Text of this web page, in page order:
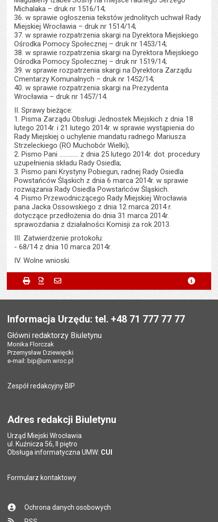
Michalaka – druk nr 1516/14;
36. w sprawie ogłoszenia tekstów jednolitych uchwał Rady
Miejskiej Wrocławia – druk nr 1514/14;
37. w sprawie rozpatrzenia skargi na Dyrektora Miejskiego
Ośrodka Pomocy Społecznej – druk nr 1453/14;
38. w sprawie rozpatrzenia skargi na Dyrektora Miejskiego
Ośrodka Pomocy Społecznej – druk nr 1519/14;
39. w sprawie rozpatrzenia skargi na Dyrektora Zarządu
Cmentarzy Komunalnych – druk nr 1452/14;
40. w sprawie rozpatrzenia skargi na Prezydenta
Wrocławia – druk nr 1457/14.
II. Sprawy bieżące:
1. Pisma Zarządu Obsługi Jednostek Miejskich z dnia 18
lutego 2014r. i 21 lutego 2014r. w sprawie wystąpienia do
Rady Miejskiej o uchylenie mandatu radnego Mariusza
Strzeleckiego (RO Muchobór Wielki);
2. Pismo Pani ............. z dnia 25 lutego 2014r. dot. procedury
uzupełnienia składu Rady Osiedla;
3. Pismo pani Krystyny Pobiegun, radnej Rady Osiedla
Powstańców Śląskich z dnia 6 marca 2014r. w sprawie
rozwiązania Rady Osiedla Powstańców Śląskich.
4. Pismo Przewodniczącego Rady Miejskiej Wrocławia
pana Jacka Ossowskiego z dnia 12 marca 2014 r.
dotyczące przedłożenia do dnia 31 marca 2014r.
sprawozdania z działalności Komisji za rok 2013.
III. Zatwierdzenie protokołu:
- 68/14 z dnia 10 marca 2014r.
IV. Wolne wnioski.
Metryczka
Podmiot udostępniający:
Urząd Miejski Wrocławia
Opublikował w BIP:
Data opublikowania:
Powiadom znajomego
Powiadom znajomego
Twoje imię i nazwisko
Twój adres e-mail Pole wymagane
Tytuł e-mailaPole wymagane
*
Adres e-mail znajomego
Pytanie antyspamowe
*
Pole wymagane
Drukuj Zapisz do PDF
Informacja Urzędu: tel. +48 71 777 77 77
Główni redaktorzy Biuletynu
Monika Florczak
Przemysław Dziewięcki
e-mail: bip@um.wroc.pl
Zespół redakcyjny BIP
Adres redakcji Biuletynu
Urząd Miejski Wrocławia
ul. Kuźnicza 56, II piętro
Obsługa informatyczna UMW: CUI
Formularz kontaktowy
Ochrona danych osobowych